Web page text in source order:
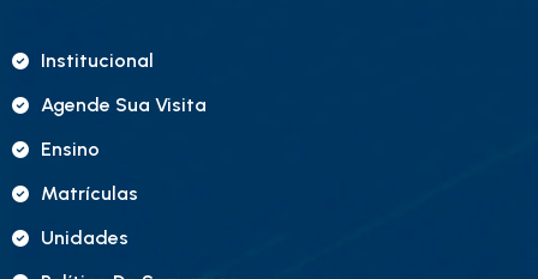
Institucional
Agende Sua Visita
Ensino
Matrículas
Unidades